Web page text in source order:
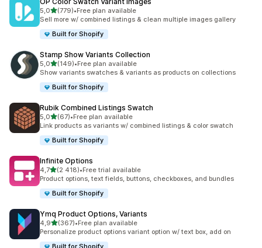
5,0z 5 hvězd
(779)
Celkový počet recenzí: 779
•Free plan available
Sell more w/ combined listings & clean multiple images gallery
Built for Shopify
Stamp Show Variants Collection
5,0z 5 hvězd
(149)
Celkový počet recenzí: 149
•Free plan available
Show variants swatches & variants as products on collections
Built for Shopify
Rubik Combined Listings Swatch
5,0z 5 hvězd
(67)
Celkový počet recenzí: 67
•Free plan available
Link products as variants w/ combined listings & color swatch
Built for Shopify
Infinite Options
4,7z 5 hvězd
(2 418)
Celkový počet recenzí: 2418
•Free trial available
Product options, text fields, buttons, checkboxes, and bundles
Built for Shopify
Ymq Product Options, Variants
4,9z 5 hvězd
(367)
Celkový počet recenzí: 367
•Free plan available
Personalize product options variant option w/ text box, add on